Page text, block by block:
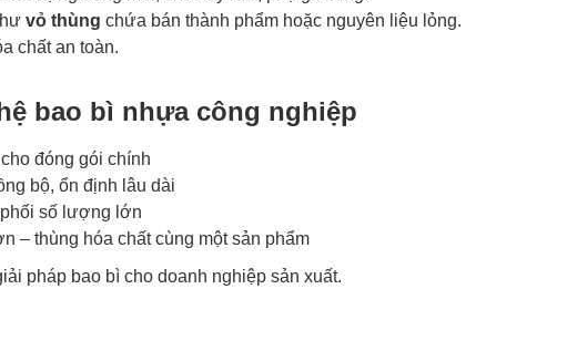
vỏ thùng chứa bán thành phẩm hoặc nguyên liệu lỏng.
chất an toàn.
bao bì nhựa công nghiệp
đóng gói chính
bộ, ổn định lâu dài
số lượng lớn
– thùng hóa chất cùng một sản phẩm
pháp bao bì cho doanh nghiệp sản xuất.